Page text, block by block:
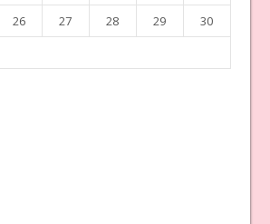
26 27 28 29
30